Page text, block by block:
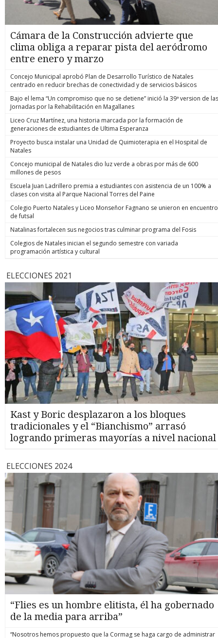
Cámara de la Construcción advierte que
clima obliga a reparar pista del aeródromo
entre enero y marzo
Concejo Municipal aprobó Plan de Desarrollo Turístico de Natales
centrado en reducir brechas de conectividad y de servicios básicos
Bajo el lema “Un compromiso que no se detiene” inició la 39ª version de las
Jornadas por la Rehabilitación en Magallanes
Liceo Cruz Martínez, una historia marcada por la formación de
generaciones de estudiantes de Ultima Esperanza
Proyecto busca instalar una Unidad de Quimioterapia en el Hospital de
Natales
Concejo municipal de Natales dio luz verde a obras por más de 600
millones de pesos
Escuela Juan Ladrillero premia a estudiantes con asistencia de un 100% a
clases con visita al Parque Nacional Torres del Paine
Colegio Puerto Natales y Liceo Monseñor Fagnano se unieron en encuentro
de futsal
Natalinas fortalecen sus negocios tras culminar programa del Fosis
Colegios de Natales inician el segundo semestre con variada
programación artística y cultural
ELECCIONES 2021
Kast y Boric desplazaron a los bloques
tradicionales y el “Bianchismo” arrasó
logrando primeras mayorías a nivel nacional
ELECCIONES 2024
“Flies es un hombre elitista, él ha gobernado
de la media para arriba”
“Nosotros hemos propuesto que la Cormag se haga cargo de administrar